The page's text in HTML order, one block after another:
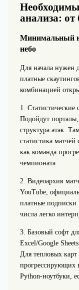
анализа: от
Минимальный
небо
Для начала нужен
платные
комбинацией
1.
Подойдут
структура атак.
статистика
как команда
чемпионата.
2. Видеоархив
YouTube,
платные подписки
числа легко
3. Базовый софт
Excel/Google
Для тепловых карт
прогрессирующих
Python‑ноутбуки,